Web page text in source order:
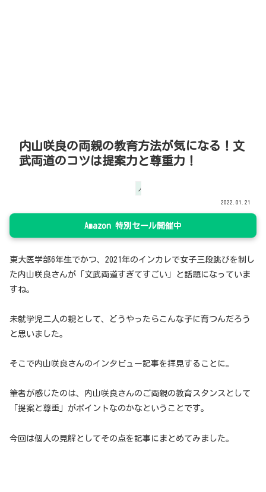
内山咲良の両親の教育方法が気になる！文
武両道のコツは提案力と尊重力！
人物
2022.01.21
Amazon 特別セール開催中
東大医学部6年生でかつ、2021年のインカレで女子三段跳びを制し
た内山咲良さんが「文武両道すぎてすごい」と話題になっていま
すね。
未就学児二人の親として、どうやったらこんな子に育つんだろう
と思いました。
そこで内山咲良さんのインタビュー記事を拝見することに。
筆者が感じたのは、内山咲良さんのご両親の教育スタンスとして
「提案と尊重」がポイントなのかなということです。
今回は個人の見解としてその点を記事にまとめてみました。